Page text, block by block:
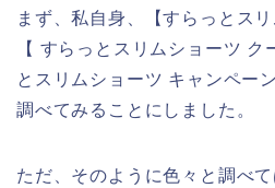
まず、私自身、【すらっとス
【 すらっとスリムショーツ
とスリムショーツ キャンペー
調べてみることにしました。
ただ、そのように色々と調べ